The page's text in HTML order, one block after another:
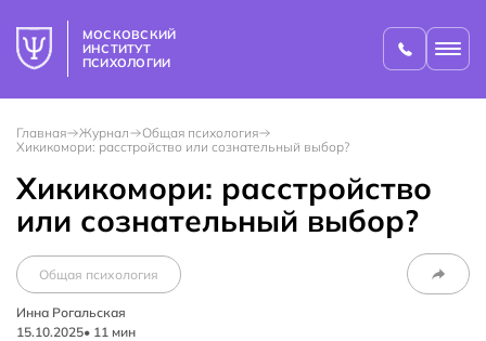
МОСКОВСКИЙ
ИНСТИТУТ
ПСИХОЛОГИИ
Главная Журнал
Общая психология
Хикикомори: расстройство или сознательный выбор?
Хикикомори: расстройство
или сознательный выбор?
Инна Рогальская
15.10.2025• 11 мин
Общая психология